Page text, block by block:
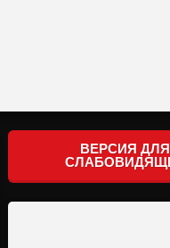
ВЕРСИЯ ДЛЯ